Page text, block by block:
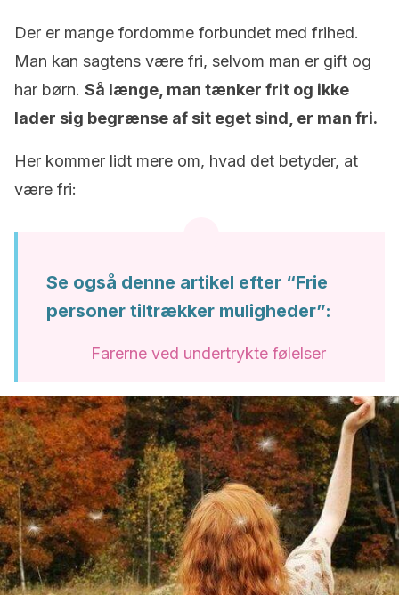
Der er mange fordomme forbundet med frihed.
Man kan sagtens være fri, selvom man er gift og
har børn. Så længe, man tænker frit og ikke
lader sig begrænse af sit eget sind, er man fri.
Her kommer lidt mere om, hvad det betyder, at
være fri:
Se også denne artikel efter “Frie
personer tiltrækker muligheder”:
Farerne ved undertrykte følelser